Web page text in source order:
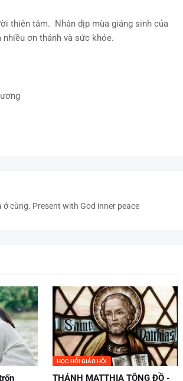
thiên tâm. Nhân dịp mùa giáng sinh của
ơn thánh và sức khỏe.
cùng. Present with God inner peace
HỌC HỎI GIÁO HỘI
THÁNH MATTHIA TÔNG ĐỒ -